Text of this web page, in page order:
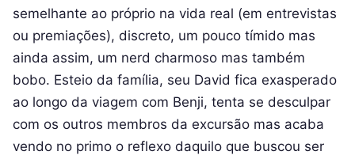
semelhante ao próprio na vida real (em entrevistas
ou premiações), discreto, um pouco tímido mas
ainda assim, um nerd charmoso mas também
bobo. Esteio da família, seu David fica exasperado
ao longo da viagem com Benji, tenta se desculpar
com os outros membros da excursão mas acaba
vendo no primo o reflexo daquilo que buscou ser